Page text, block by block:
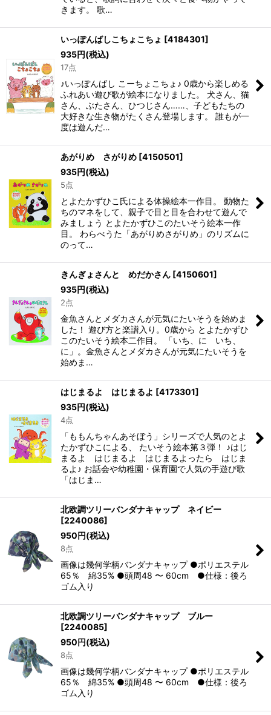
きます。 歌…
いっぽんばしこちょこちょ [4184301]
935円(税込)
17点
♪いっぽんばし こーちょこちょ♪ 0歳から楽しめる
ふれあい遊び歌が絵本になりました。 犬さん、猫
さん、ぶたさん、ひつじさん……、子どもたちの
大好きな生き物がたくさん登場します。 誰もが一
度は遊んだ…
あがりめ さがりめ [4150501]
935円(税込)
5点
とよたかずひこ氏による体操絵本一作目。 動物た
ちのマネをして、親子で目と目を合わせて遊んで
みましょう とよたかずひこのたいそう絵本一作
目。 わらべうた「あがりめさがりめ」のリズムに
のって…
きんぎょさんと めだかさん [4150601]
935円(税込)
2点
金魚さんとメダカさんが元気にたいそうを始めま
した！ 遊び方と楽譜入り。0歳から とよたかずひ
このたいそう絵本二作目。 「いち、に いち、
に」。金魚さんとメダカさんが元気にたいそうを
始めま…
はじまるよ はじまるよ [4173301]
935円(税込)
4点
「ももんちゃんあそぼう」シリーズで人気のとよ
たかずひこによる、 たいそう絵本第３弾！ ♪はじ
まるよ はじまるよ はじまるよったら はじま
るよ♪ お話会や幼稚園・保育園で人気の手遊び歌
「はじま…
北欧調ツリーバンダナキャップ ネイビー
[2240086]
950円(税込)
8点
画像は幾何学柄バンダナキャップ ●ポリエステル
65％ 綿35% ●頭周48 〜 60cm ●仕様：後ろ
ゴム入り
北欧調ツリーバンダナキャップ ブルー
[2240085]
950円(税込)
8点
画像は幾何学柄バンダナキャップ ●ポリエステル
65％ 綿35% ●頭周48 〜 60cm ●仕様：後ろ
ゴム入り